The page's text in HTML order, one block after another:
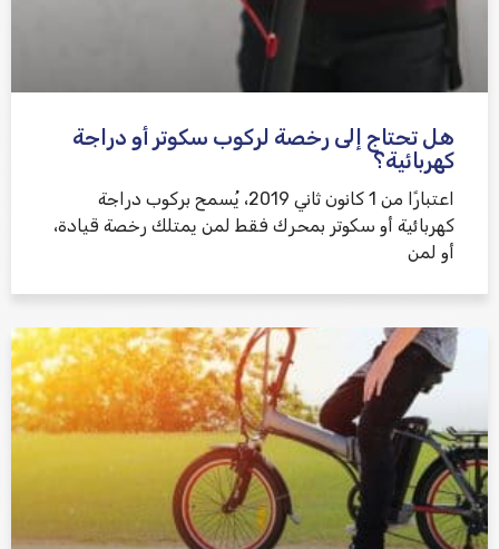
هل تحتاج إلى رخصة لركوب سكوتر أو دراجة
كهربائية؟
اعتبارًا من 1 كانون ثاني 2019، يُسمح بركوب دراجة
كهربائية أو سكوتر بمحرك فقط لمن يمتلك رخصة قيادة،
أو لمن